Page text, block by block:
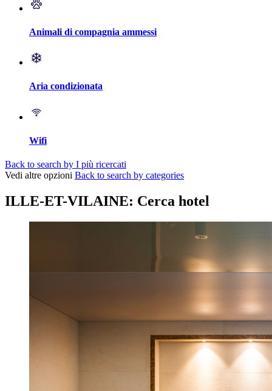
Animali di compagnia ammessi
Aria condizionata
Wifi
Back to search by I più ricercati
Vedi altre opzioni Back to search by categories
ILLE-ET-VILAINE: Cerca hotel